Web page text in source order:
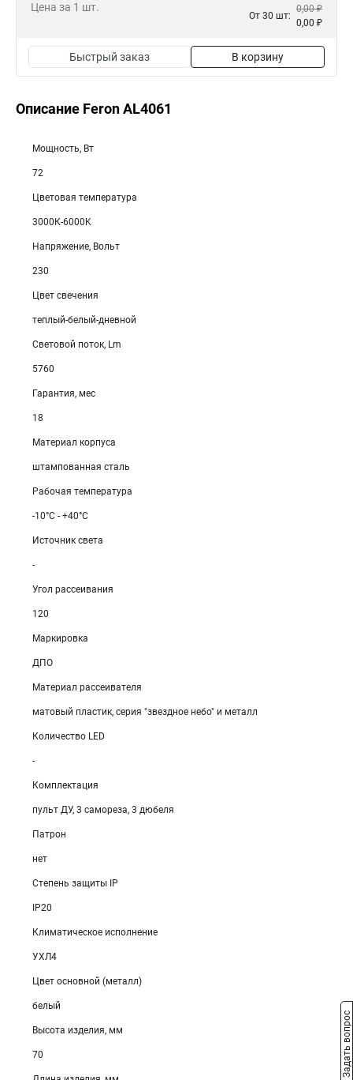
Цена за 1 шт.
От 30 шт:
0,00 ₽
0,00 ₽
Быстрый заказ В корзину
Описание Feron AL4061
Мощность, Вт
72
Цветовая температура
3000К-6000K
Напряжение, Вольт
230
Цвет свечения
теплый-белый-дневной
Световой поток, Lm
5760
Гарантия, мес
18
Материал корпуса
штампованная сталь
Рабочая температура
-10°C - +40°C
Источник света
-
Угол рассеивания
120
Маркировка
ДПО
Материал рассеивателя
матовый пластик, серия "звездное небо" и металл
Количество LED
-
Комплектация
пульт ДУ, 3 самореза, 3 дюбеля
Патрон
нет
Степень защиты IP
IP20
Климатическое исполнение
УХЛ4
Цвет основной (металл)
белый
Высота изделия, мм
70 Задать вопрос